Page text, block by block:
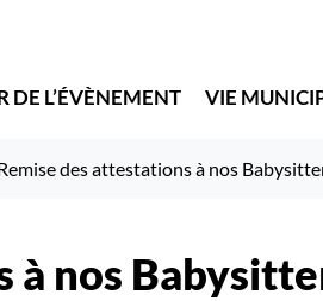
DE L’ÉVÈNEMENT VIE
des attestations à nos
à nos